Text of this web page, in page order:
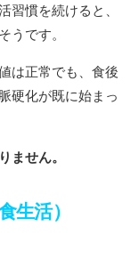
習慣を続けると、
うです。
は正常でも、食後
硬化が既に始まっ
せん。
生活）